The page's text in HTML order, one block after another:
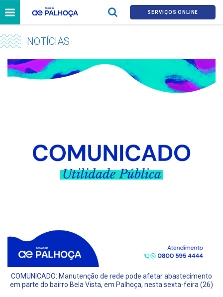
SERVIÇOS ONLINE
NOTÍCIAS
COMUNICADO: Manutenção de rede pode afetar abastecimento
em parte do bairro Bela Vista, em Palhoça, nesta sexta-feira (26)